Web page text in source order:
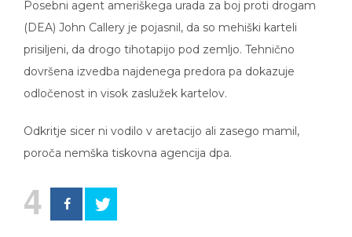
Posebni agent ameriškega urada za boj proti drogam
(DEA) John Callery je pojasnil, da so mehiški karteli
prisiljeni, da drogo tihotapijo pod zemljo. Tehnično
dovršena izvedba najdenega predora pa dokazuje
odločenost in visok zaslužek kartelov.
Odkritje sicer ni vodilo v aretacijo ali zasego mamil,
poroča nemška tiskovna agencija dpa.
4